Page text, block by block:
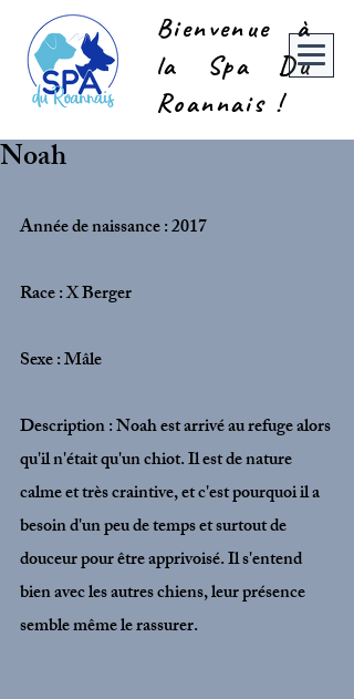
Bienvenue à
la Spa Du
Roannais !
Noah
Année de naissance : 2017
Race : X Berger
Sexe : Mâle
Description : Noah est arrivé au refuge alors
qu'il n'était qu'un chiot. Il est de nature
calme et très craintive, et c'est pourquoi il a
besoin d'un peu de temps et surtout de
douceur pour être apprivoisé. Il s'entend
bien avec les autres chiens, leur présence
semble même le rassurer.